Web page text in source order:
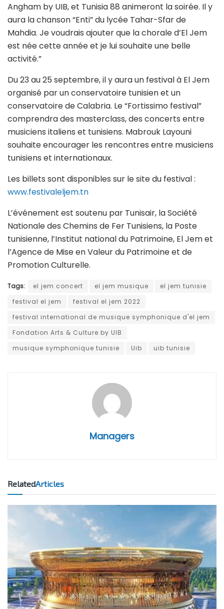
Angham by UIB, et Tunisia 88 animeront la soirée. Il y
aura la chanson “Enti” du lycée Tahar-Sfar de
Mahdia. Je voudrais ajouter que la chorale d’El Jem
est née cette année et je lui souhaite une belle
activité.”
Du 23 au 25 septembre, il y aura un festival à El Jem
organisé par un conservatoire tunisien et un
conservatoire de Calabria. Le “Fortissimo festival”
comprendra des masterclass, des concerts entre
musiciens italiens et tunisiens. Mabrouk Layouni
souhaite encourager les rencontres entre musiciens
tunisiens et internationaux.
Les billets sont disponibles sur le site du festival :
www.festivaleljem.tn
L’événement est soutenu par Tunisair, la Société
Nationale des Chemins de Fer Tunisiens, la Poste
tunisienne, l’Institut national du Patrimoine, El Jem et
l’Agence de Mise en Valeur du Patrimoine et de
Promotion Culturelle.
Tags: el jem concert el jem musique
el jem tunisie
festival el jem
festival el jem 2022
festival international de musique symphonique d'el jem
Fondation Arts & Culture by UIB
musique symphonique tunisie
Uib uib tunisie
Managers
RelatedArticles